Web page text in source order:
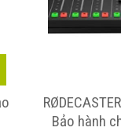
Bảo hành